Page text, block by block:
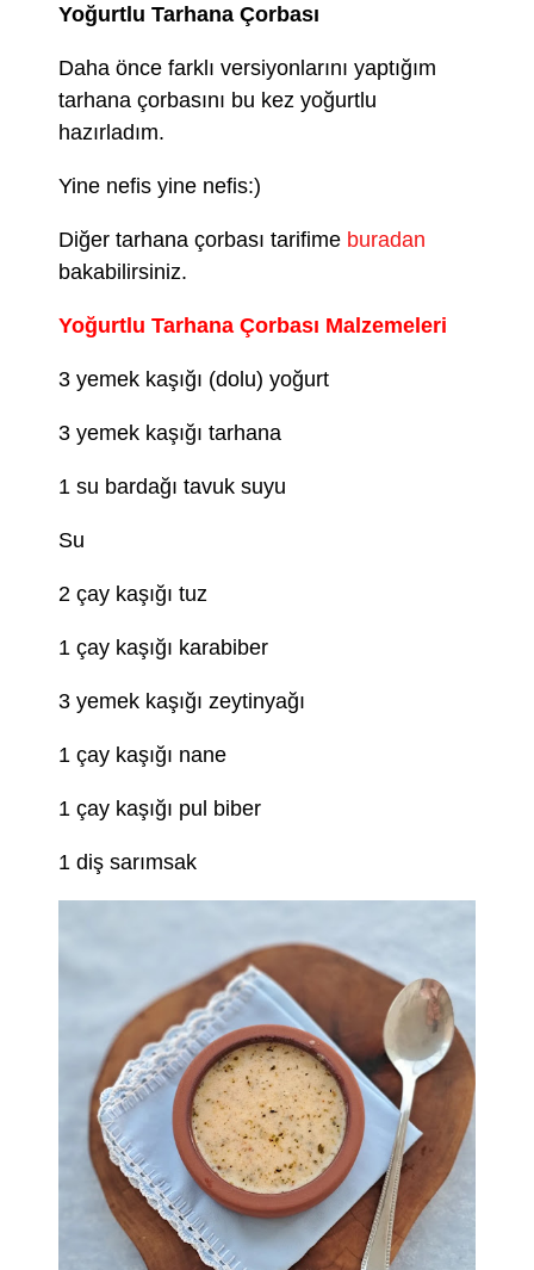
Yoğurtlu Tarhana Çorbası
Daha önce farklı versiyonlarını yaptığım
tarhana çorbasını bu kez yoğurtlu
hazırladım.
Yine nefis yine nefis:)
Diğer tarhana çorbası tarifime buradan
bakabilirsiniz.
Yoğurtlu Tarhana Çorbası Malzemeleri
3 yemek kaşığı (dolu) yoğurt
3 yemek kaşığı tarhana
1 su bardağı tavuk suyu
Su
2 çay kaşığı tuz
1 çay kaşığı karabiber
3 yemek kaşığı zeytinyağı
1 çay kaşığı nane
1 çay kaşığı pul biber
1 diş sarımsak